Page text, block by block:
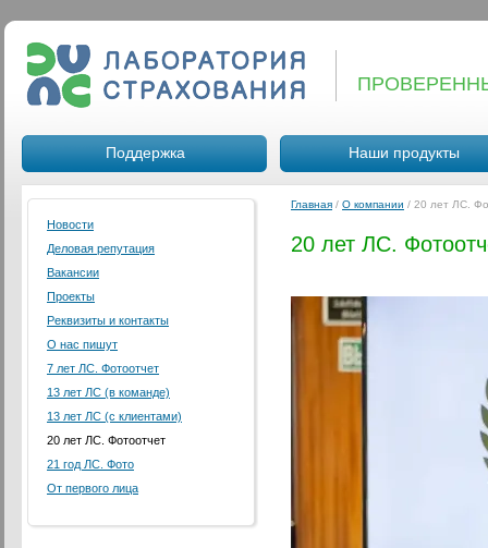
Поддержка Наши продукты
Новости
Деловая репутация
Вакансии
Проекты
Реквизиты и контакты
О нас пишут
7 лет ЛС. Фотоотчет
13 лет ЛС (в команде)
13 лет ЛС (с клиентами)
20 лет ЛС. Фотоотчет
21 год ЛС. Фото
От первого лица
Главная / О компании / 20 лет ЛС.
20 лет ЛС.